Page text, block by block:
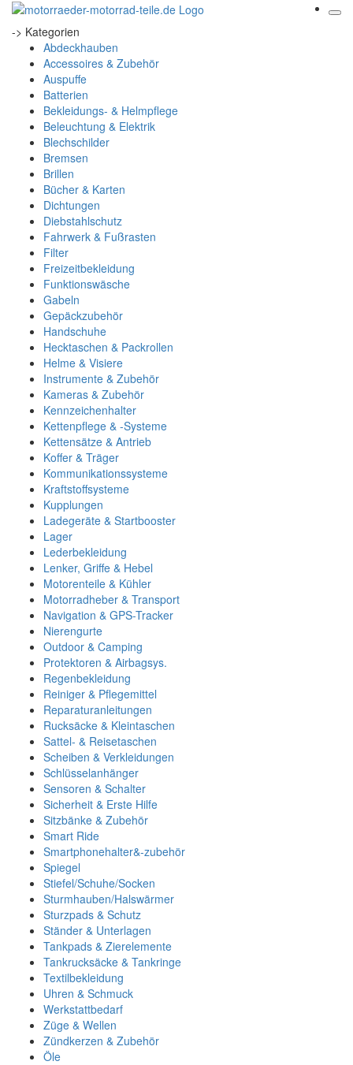
-> Kategorien
Abdeckhauben
Accessoires & Zubehör
Auspuffe
Batterien
Bekleidungs- & Helmpflege
Beleuchtung & Elektrik
Blechschilder
Bremsen
Brillen
Bücher & Karten
Dichtungen
Diebstahlschutz
Fahrwerk & Fußrasten
Filter
Freizeitbekleidung
Funktionswäsche
Gabeln
Gepäckzubehör
Handschuhe
Hecktaschen & Packrollen
Helme & Visiere
Instrumente & Zubehör
Kameras & Zubehör
Kennzeichenhalter
Kettenpflege & -Systeme
Kettensätze & Antrieb
Koffer & Träger
Kommunikationssysteme
Kraftstoffsysteme
Kupplungen
Ladegeräte & Startbooster
Lager
Lederbekleidung
Lenker, Griffe & Hebel
Motorenteile & Kühler
Motorradheber & Transport
Navigation & GPS-Tracker
Nierengurte
Outdoor & Camping
Protektoren & Airbagsys.
Regenbekleidung
Reiniger & Pflegemittel
Reparaturanleitungen
Rucksäcke & Kleintaschen
Sattel- & Reisetaschen
Scheiben & Verkleidungen
Schlüsselanhänger
Sensoren & Schalter
Sicherheit & Erste Hilfe
Sitzbänke & Zubehör
Smart Ride
Smartphonehalter&-zubehör
Spiegel
Stiefel/Schuhe/Socken
Sturmhauben/Halswärmer
Sturzpads & Schutz
Ständer & Unterlagen
Tankpads & Zierelemente
Tankrucksäcke & Tankringe
Textilbekleidung
Uhren & Schmuck
Werkstattbedarf
Züge & Wellen
Zündkerzen & Zubehör
Öle